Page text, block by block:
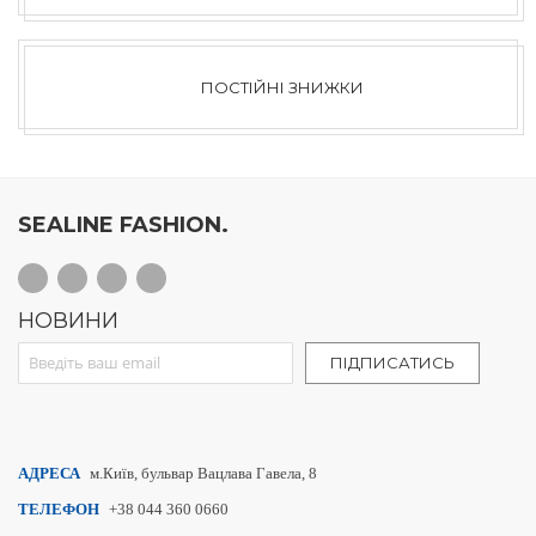
ПОСТІЙНІ ЗНИЖКИ
SEALINE FASHION.
НОВИНИ
Sign Up for Our Newsletter:
ПІДПИСАТИСЬ
АДРЕСА м.Київ, бульвар Вацлава Гавела, 8
ТЕЛЕФОН +38 044 360 0660